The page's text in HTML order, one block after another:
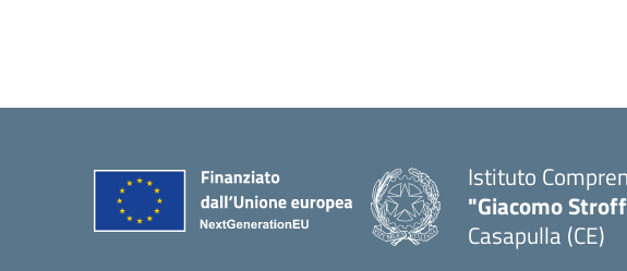
Istituto
"Giacomo
Casapulla (CE)